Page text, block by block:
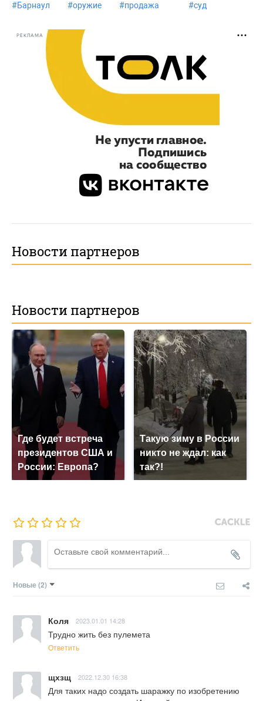
#Барнаул #оружие #продажа #суд
РЕКЛАМА
Новости партнеров
Новости партнеров
Где будет встреча
президентов США и
России: Европа?
Такую зиму в России
никто не ждал: как
так?!
Новые (2)
Коля 2023.01.01 14:28
Трудно жить без пулемета
Ответить
щхзщ 2022.12.30 16:38
Для таких надо создать шаражку по изобретению